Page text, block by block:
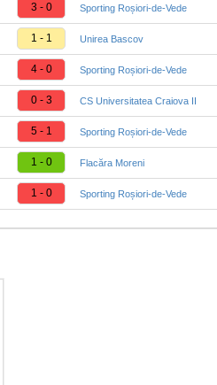
3 - 0 Sporting Roșiori-de-Vede
1 - 1 Unirea Bascov
4 - 0 Sporting Roșiori-de-Vede
0 - 3 CS Universitatea Craiova II
5 - 1 Sporting Roșiori-de-Vede
1 - 0 Flacăra Moreni
1 - 0 Sporting Roșiori-de-Vede